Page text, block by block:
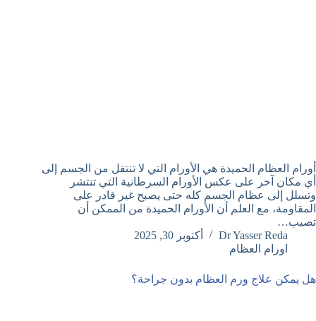
أورام العظام الحميدة هي الأورام التي لا تنتقل من الجسم إلى
أي مكان آخر على عكس الأورام السرطانية التي تنتشر
وتسلل إلى عظام الجسم كله حتى يصبح غير قادر على
المقاومة، مع العلم أن الأورام الحميدة من الممكن أن
تصيب…
Dr Yasser Reda
أكتوبر 30, 2025
اورام العظام
هل يمكن علاج ورم العظام بدون جراحة؟